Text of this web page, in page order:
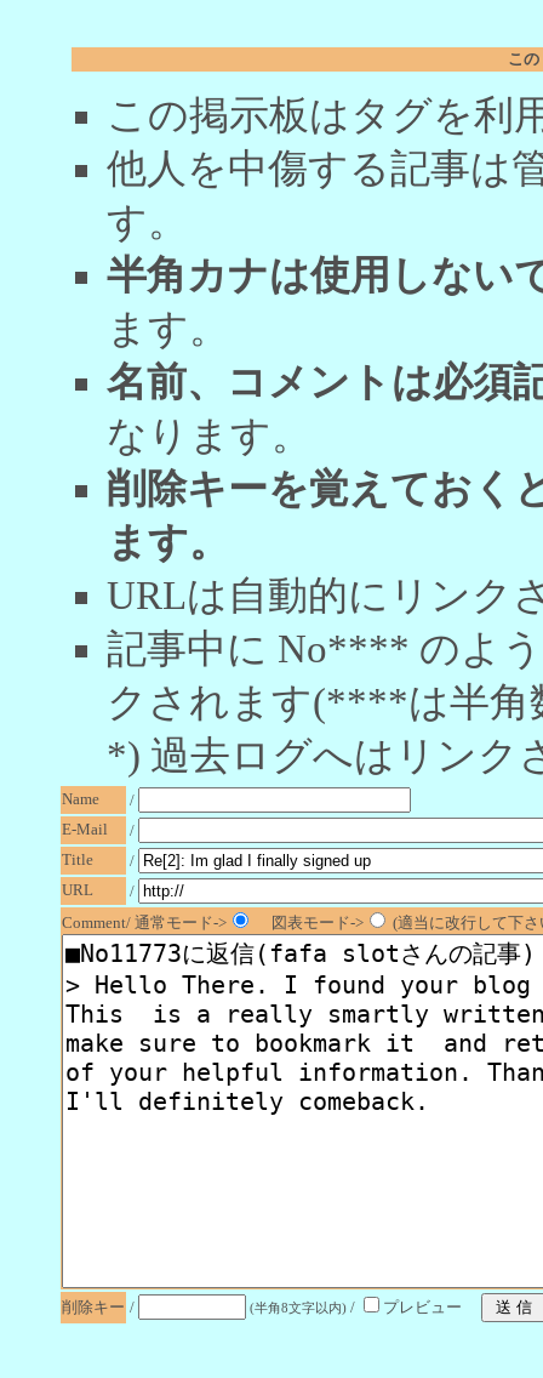
こ
この掲示板はタグを利
他人を中傷する記事は
す。
半角カナは使用しない
ます。
名前、コメントは必須
なります。
削除キーを覚えておく
ます。
URLは自動的にリンク
記事中に No**** のよ
クされます(****は半角
*) 過去ログへはリンク
Name
/
E-Mail
/
Title
/
URL
/
Comment/ 通常モード->
図表モード-> (適当に改行して下
削除キー / (半角8文字以内) / プレビュー